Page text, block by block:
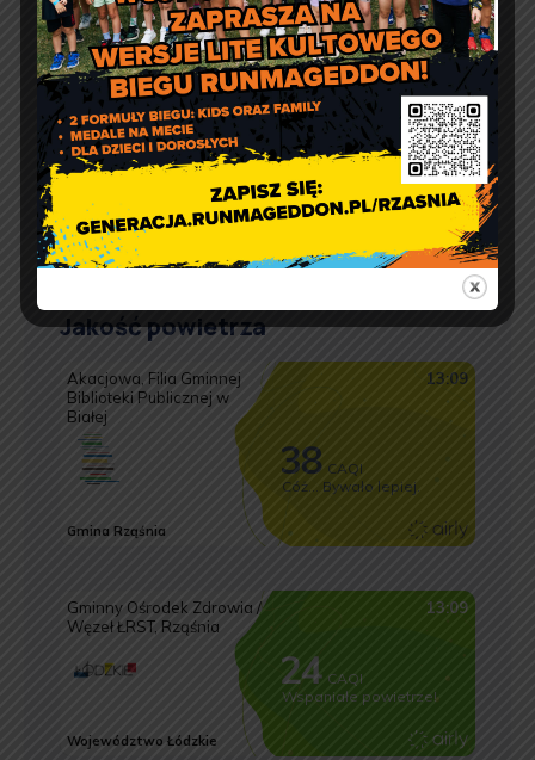
tel. 44 631-71-22 (biuro podawcze)
Godziny otwarcia Urzędu:
pon.: 9:00 – 17:00
wt. – pt.: 7:30 – 15:30
Jakość powietrza